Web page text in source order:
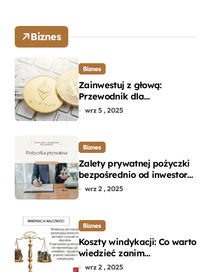
Biznes
Biznes
Zainwestuj z głową:
Przewodnik dla
początkujących w zakupie
wrz 5 , 2025
Biznes
Zalety prywatnej pożyczki
bezpośrednio od inwestora
– dlaczego warto?
wrz 2 , 2025
Biznes
Koszty windykacji: Co warto
wiedzieć zanim
zdecydujesz się na
wrz 2 , 2025